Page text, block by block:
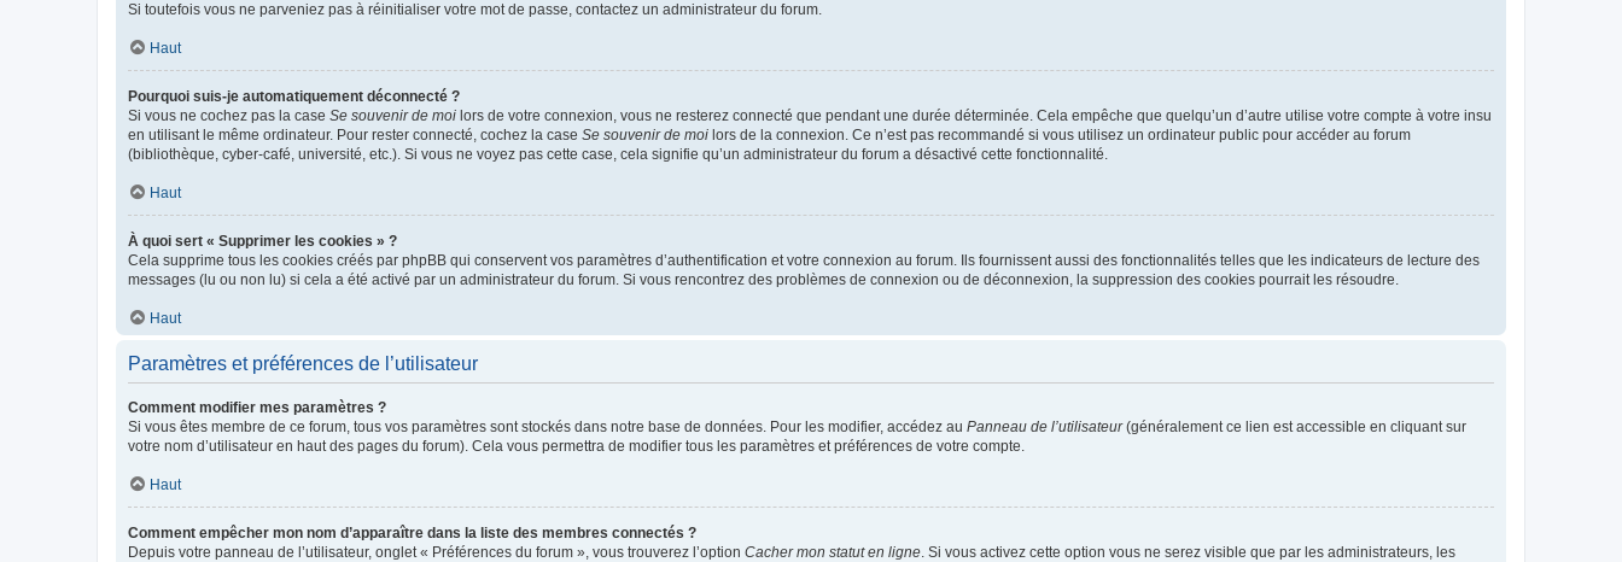
Si toutefois vous ne parveniez pas à réinitialiser votre mot de passe, contactez un administrateur du forum.
Haut
Pourquoi suis-je automatiquement déconnecté ?
Si vous ne cochez pas la case Se souvenir de moi lors de votre connexion, vous ne resterez connecté que pendant une durée déterminée. Cela empêche que quelqu’un d’autre utilise votre compte à votre insu
en utilisant le même ordinateur. Pour rester connecté, cochez la case Se souvenir de moi lors de la connexion. Ce n’est pas recommandé si vous utilisez un ordinateur public pour accéder au forum
(bibliothèque, cyber-café, université, etc.). Si vous ne voyez pas cette case, cela signifie qu’un administrateur du forum a désactivé cette fonctionnalité.
Haut
À quoi sert « Supprimer les cookies » ?
Cela supprime tous les cookies créés par phpBB qui conservent vos paramètres d’authentification et votre connexion au forum. Ils fournissent aussi des fonctionnalités telles que les indicateurs de lecture des
messages (lu ou non lu) si cela a été activé par un administrateur du forum. Si vous rencontrez des problèmes de connexion ou de déconnexion, la suppression des cookies pourrait les résoudre.
Haut
Paramètres et préférences de l’utilisateur
Comment modifier mes paramètres ?
Si vous êtes membre de ce forum, tous vos paramètres sont stockés dans notre base de données. Pour les modifier, accédez au Panneau de l’utilisateur(généralement ce lien est accessible en cliquant sur
votre nom d’utilisateur en haut des pages du forum). Cela vous permettra de modifier tous les paramètres et préférences de votre compte.
Haut
Comment empêcher mon nom d’apparaître dans la liste des membres connectés ?
Depuis votre panneau de l’utilisateur, onglet « Préférences du forum », vous trouverez l’option Cacher mon statut en ligne. Si vous activez cette option vous ne serez visible que par les administrateurs, les